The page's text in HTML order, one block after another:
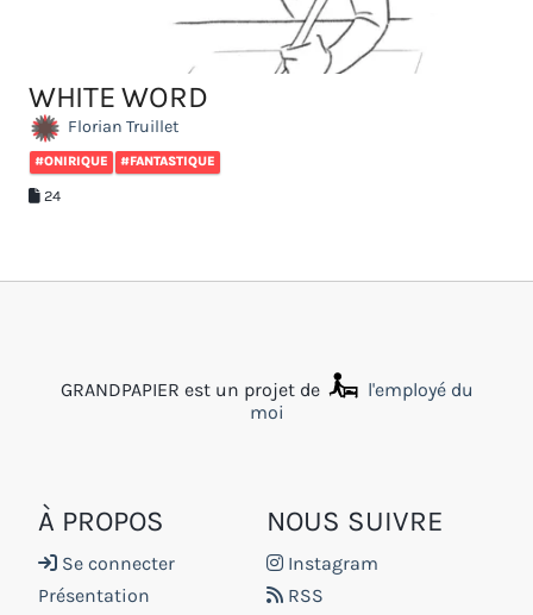
WHITE WORD
Florian Truillet
#ONIRIQUE #FANTASTIQUE
24
GRANDPAPIER est un projet de
l'employé du
moi
À PROPOS
Se connecter
Présentation
NOUS SUIVRE
Instagram
RSS